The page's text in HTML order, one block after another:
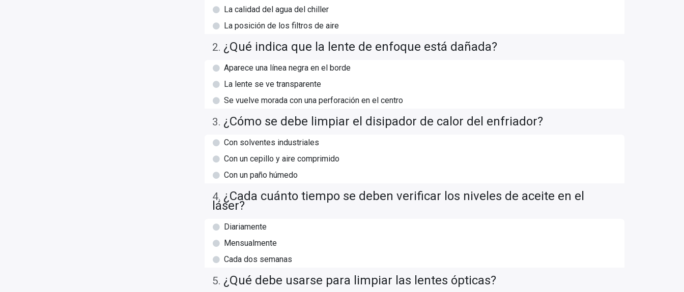
La calidad del agua del chiller
La posición de los filtros de aire
2. ¿Qué indica que la lente de enfoque está dañada?
Aparece una línea negra en el borde
La lente se ve transparente
Se vuelve morada con una perforación en el centro
3. ¿Cómo se debe limpiar el disipador de calor del enfriador?
Con solventes industriales
Con un cepillo y aire comprimido
Con un paño húmedo
4. ¿Cada cuánto tiempo se deben verificar los niveles de aceite en el
láser?
Diariamente
Mensualmente
Cada dos semanas
5. ¿Qué debe usarse para limpiar las lentes ópticas?